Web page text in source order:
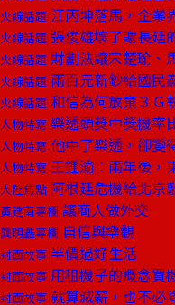
火線話題 江丙坤落馬，企業
火線話題 張俊雄壞了謝長廷
火線話題 財劃法讓宋楚瑜、
火線話題 兩百元新鈔給國民
火線話題 和信為何放棄３Ｇ
人物特寫 樂透頭獎中獎機率
人物特寫 他中了樂透，卻變
人物特寫 王鍾渝︰兩年後，
大陸焦點 阿根廷危機給北京
黃建南專欄 讓商人做外交
龔明鑫專欄 自信與樂觀
封面故事 半價過好生活
封面故事 用租機子的概念買
封面故事 就算減薪，也不必